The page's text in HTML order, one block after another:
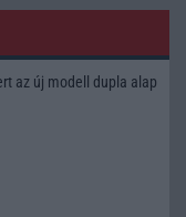
az új modell dupla alap